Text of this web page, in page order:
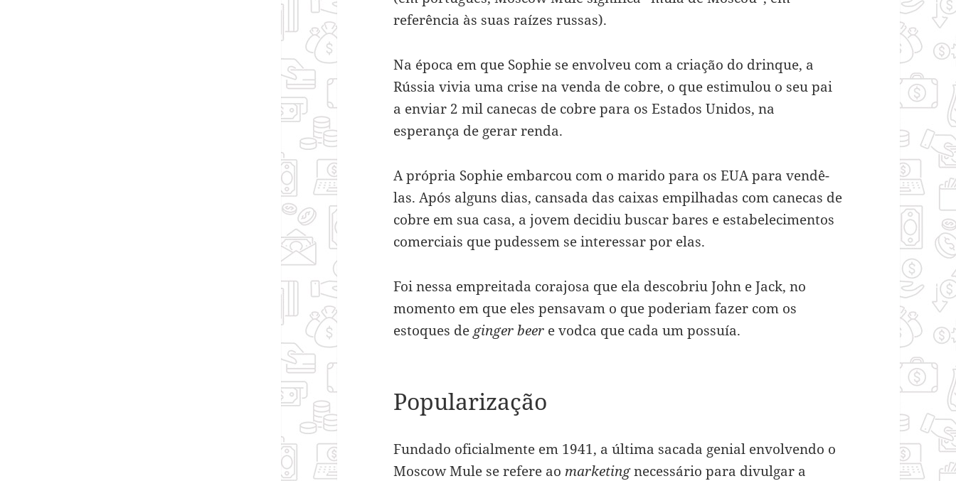
referência às suas raízes russas).
Na época em que Sophie se envolveu com a criação do drinque, a
Rússia vivia uma crise na venda de cobre, o que estimulou o seu pai
a enviar 2 mil canecas de cobre para os Estados Unidos, na
esperança de gerar renda.
A própria Sophie embarcou com o marido para os EUA para vendê-
las. Após alguns dias, cansada das caixas empilhadas com canecas de
cobre em sua casa, a jovem decidiu buscar bares e estabelecimentos
comerciais que pudessem se interessar por elas.
Foi nessa empreitada corajosa que ela descobriu John e Jack, no
momento em que eles pensavam o que poderiam fazer com os
estoques de ginger beer e vodca que cada um possuía.
Popularização
Fundado oficialmente em 1941, a última sacada genial envolvendo o
Moscow Mule se refere ao marketingnecessário para divulgar a